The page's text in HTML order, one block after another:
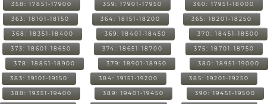
358: 17851-17900 359: 17901-17950 360: 17951-18000
363: 18101-18150 364: 18151-18200 365: 18201-18250
368: 18351-18400 369: 18401-18450 370: 18451-18500
373: 18601-18650 374: 18651-18700 375: 18701-18750
378: 18851-18900 379: 18901-18950 380: 18951-19000
383: 19101-19150 384: 19151-19200 385: 19201-19250
388: 19351-19400 389: 19401-19450 390: 19451-19500